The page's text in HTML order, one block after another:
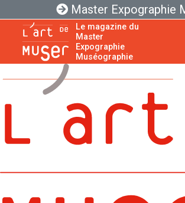
Master Expographie
Le magazine du
Master
Expographie
Muséographie